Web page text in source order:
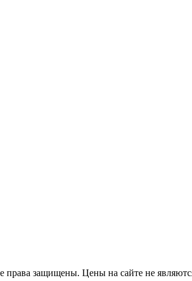
права защищены. Цены на сайте не